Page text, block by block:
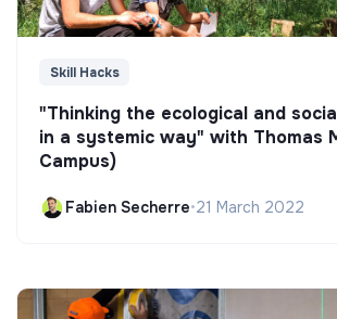
Skill Hacks
"Thinking the ecological and
in a systemic way" with Thomas
Campus)
Fabien Secherre•21 March 2022